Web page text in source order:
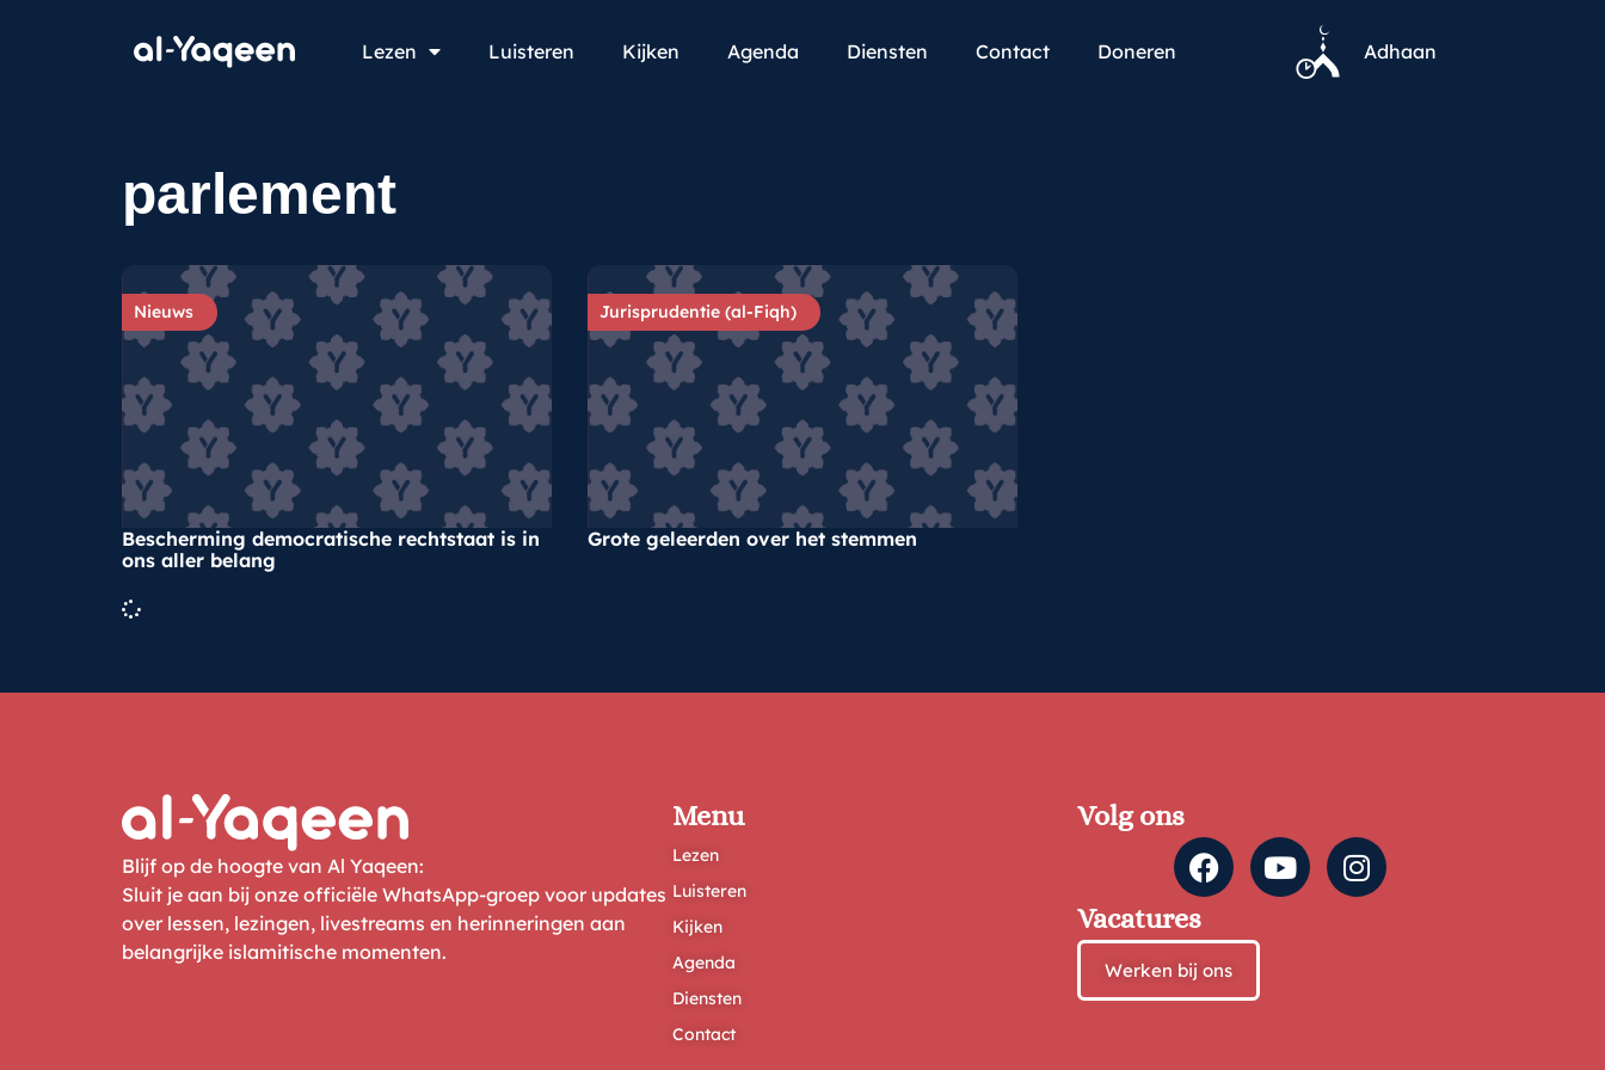
Lezen Luisteren Kijken Agenda Diensten Contact Doneren Adhaan
parlement
Nieuws
Bescherming democratische rechtstaat is in
ons aller belang
Jurisprudentie (al-Fiqh)
Grote geleerden over het stemmen
Blijf op de hoogte van Al Yaqeen:
Sluit je aan bij onze officiële WhatsApp-groep voor updates
over lessen, lezingen, livestreams en herinneringen aan
belangrijke islamitische momenten.
Menu
Lezen
Luisteren
Kijken
Agenda
Diensten
Contact
Volg ons
Vacatures
Werken bij ons